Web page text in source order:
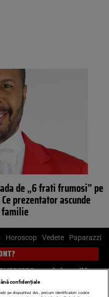
de „6 frati frumosi” pe
prezentator ascunde
Horoscop Vedete Paparazzi
sau trimite mail la
confidențiale
pe dispozitivul dvs., precum identificatorii cookie